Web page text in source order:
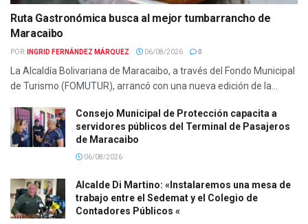
Ruta Gastronómica busca al mejor tumbarrancho de
Maracaibo
POR: INGRID FERNÁNDEZ MÁRQUEZ 06/08/2026 0
La Alcaldía Bolivariana de Maracaibo, a través del Fondo Municipal
de Turismo (FOMUTUR), arrancó con una nueva edición de la...
Consejo Municipal de Protección capacita a
servidores públicos del Terminal de Pasajeros
de Maracaibo
06/08/2026
Alcalde Di Martino: «Instalaremos una mesa de
trabajo entre el Sedemat y el Colegio de
Contadores Públicos «